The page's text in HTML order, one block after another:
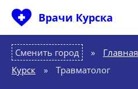
Врачи Курска
Сменить город Главная
Курск
» Травматолог